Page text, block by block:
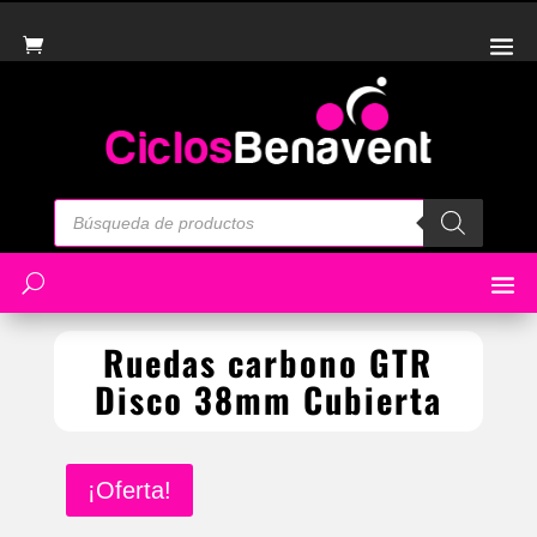
Búsqueda
de
Ruedas carbono GTR
Disco 38mm Cubierta
¡Oferta!